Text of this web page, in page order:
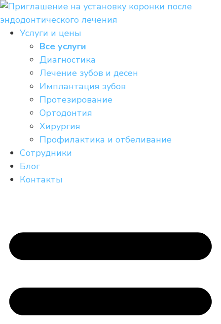
Перейти
к
содержимому
Услуги и цены
Все услуги
Диагностика
Лечение зубов и десен
Имплантация зубов
Протезирование
Ортодонтия
Хирургия
Профилактика и отбеливание
Сотрудники
Блог
Контакты